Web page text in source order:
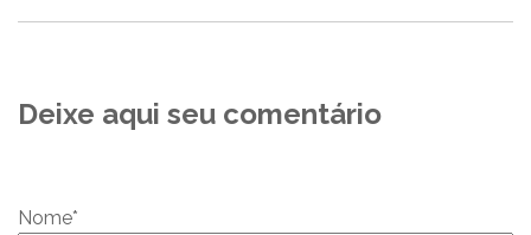
Deixe aqui seu comentário
Nome*